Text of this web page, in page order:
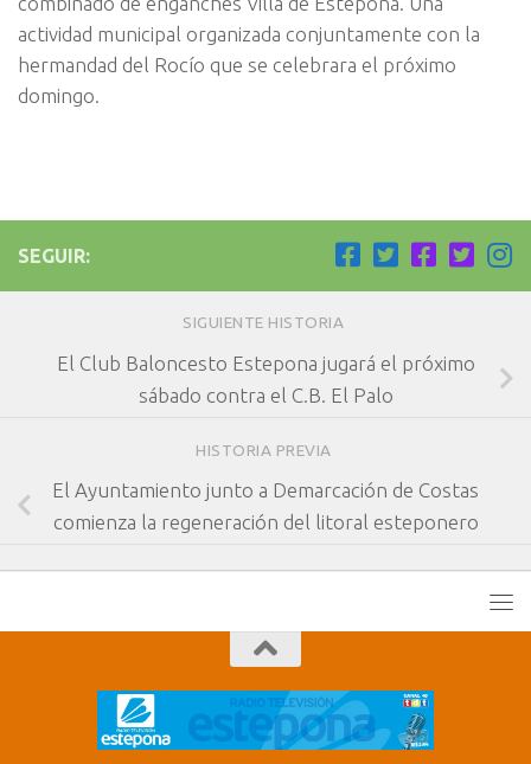
actividad municipal organizada conjuntamente con la
hermandad del Rocío que se celebrara el próximo
domingo.
SEGUIR:
SIGUIENTE HISTORIA
El Club Baloncesto Estepona jugará el próximo
sábado contra el C.B. El Palo
HISTORIA PREVIA
El Ayuntamiento junto a Demarcación de Costas
comienza la regeneración del litoral esteponero